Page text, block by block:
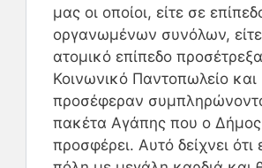
μας οι οποίοι, είτε σε
οργανωμένων συνόλων,
ατομικό επίπεδο
Κοινωνικό Παντοπωλείο και
προσέφεραν
πακέτα Αγάπης που ο
προσφέρει. Αυτό δείχνει ότι